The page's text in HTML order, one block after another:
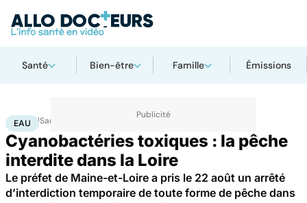
Santé Bien-être Famille Émissions
AccueilSanté
EAU
Cyanobactéries toxiques : la pêche
interdite dans la Loire
Le préfet de Maine-et-Loire a pris le 22 août un arrêté
d’interdiction temporaire de toute forme de pêche dans